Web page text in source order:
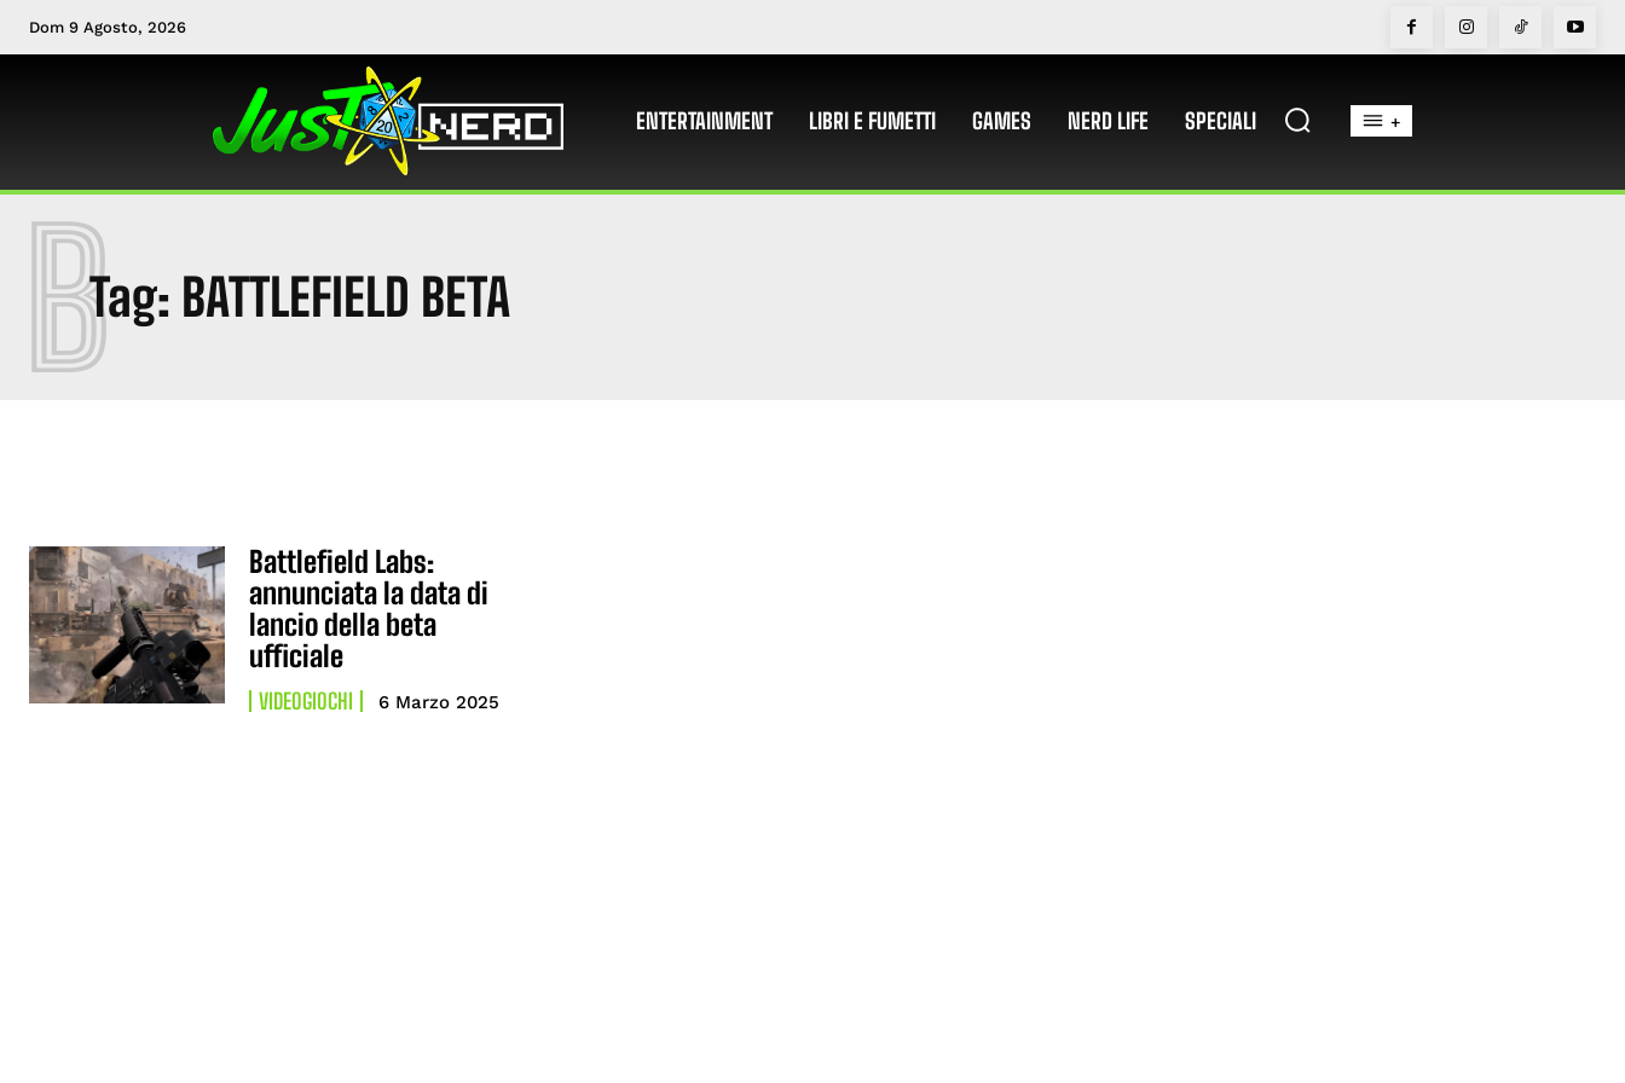
Dom 9 Agosto, 2026
ENTERTAINMENT LIBRI E FUMETTI GAMES NERD LIFE SPECIALI +
Tag: BATTLEFIELD BETA
B
Battlefield Labs:
annunciata la data di
lancio della beta
ufficiale
VIDEOGIOCHI 6 Marzo 2025